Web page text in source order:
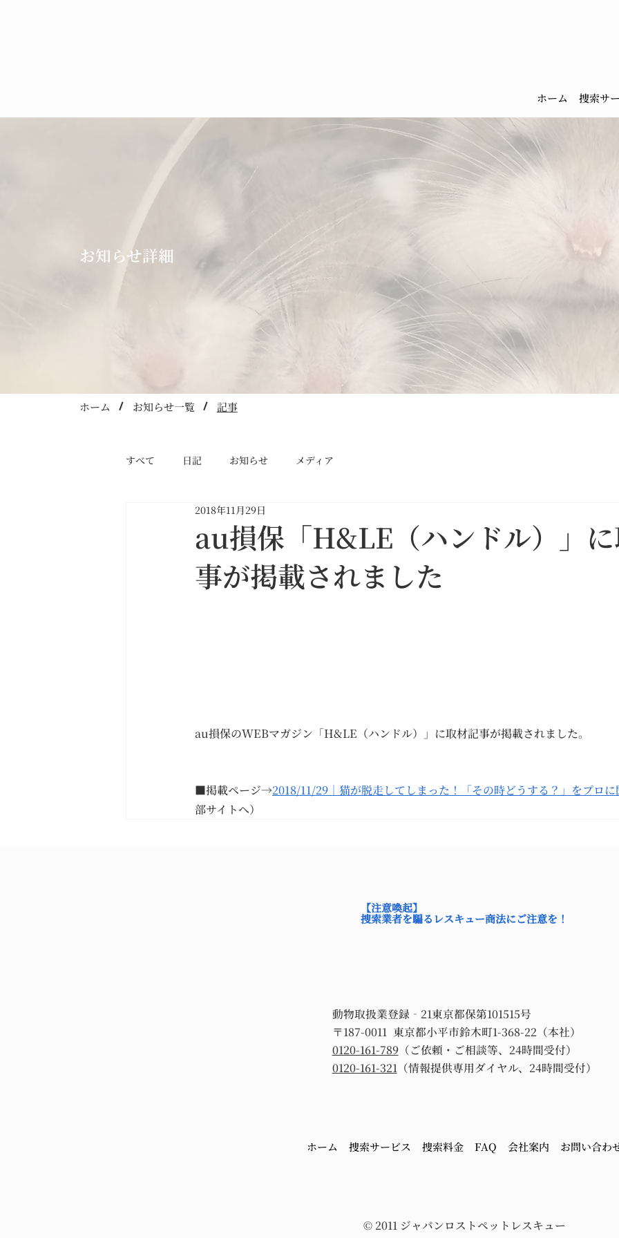
ホーム 捜索サ
お知らせ詳細
ホーム ​お知らせ一覧 ​記事
すべて 日記 お知らせ メディア
au損保「H&LE（ハンドル）」
事が掲載されました
2018年11月29日
au損保のWEBマガジン「H&LE（ハンドル）」に取材記事が掲載されました。
■掲載ページ→2018/11/29｜猫が脱走してしまった！「その時どうする？」をプロ
部サイトへ）
【注意喚起】
捜索業者を騙るレスキュー商法にご注意を！
動物取扱業登録‐21東京都保第101515号
〒187-0011 東京都小平市鈴木町1-368-22（本社）
0120-161-789（ご依頼・ご相談等、24時間受付）
0120-161-321 （情報提供専用ダイヤル、24時間受付）
ホーム 捜索サービス 捜索料金 FAQ 会社案内 お問い合わ
© 2011 ジャパンロストペットレスキュー